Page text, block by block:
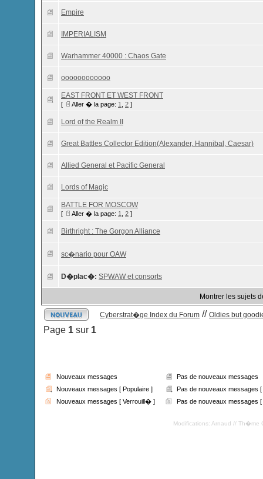
Empire
IMPERIALISM
Warhammer 40000 : Chaos Gate
oooooooooooo
EAST FRONT ET WEST FRONT
[ Aller � la page: 1 2 ]
Lord of the Realm II
Great Battles Collector Edition(Alexander, Hannibal, Caesar)
Allied General et Pacific General
Lords of Magic
BATTLE FOR MOSCOW
[ Aller � la page: 1 2 ]
Birthright : The Gorgon Alliance
sc�nario pour OAW
D�plac�: SPWAW et consorts
Montrer les sujets
Cyberstrat�ge Index du Forum // Oldies but
Page 1 sur 1
Nouveaux messages
Pas de nouveaux messages
Nouveaux messages [ Populaire ]
Pas de nouveaux messages [
Nouveaux messages [ Verrouill� ]
Pas de nouveaux messages
Modifications: Arnaud // Th�me